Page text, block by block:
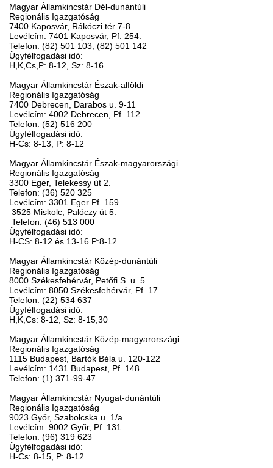
Magyar Államkincstár Dél-dunántúli
Regionális Igazgatóság
7400 Kaposvár, Rákóczi tér 7-8.
Levélcím: 7401 Kaposvár, Pf. 254.
Telefon: (82) 501 103, (82) 501 142
Ügyfélfogadási idő:
H,K,Cs,P: 8-12, Sz: 8-16
Magyar Államkincstár Észak-alföldi
Regionális Igazgatóság
7400 Debrecen, Darabos u. 9-11
Levélcím: 4002 Debrecen, Pf. 112.
Telefon: (52) 516 200
Ügyfélfogadási idő:
H-Cs: 8-13, P: 8-12
Magyar Államkincstár Észak-magyarországi
Regionális Igazgatóság
3300 Eger, Telekessy út 2.
Telefon: (36) 520 325
Levélcím: 3301 Eger Pf. 159.
3525 Miskolc, Palóczy út 5.
Telefon: (46) 513 000
Ügyfélfogadási idő:
H-CS: 8-12 és 13-16 P:8-12
Magyar Államkincstár Közép-dunántúli
Regionális Igazgatóság
8000 Székesfehérvár, Petőfi S. u. 5.
Levélcím: 8050 Székesfehérvár, Pf. 17.
Telefon: (22) 534 637
Ügyfélfogadási idő:
H,K,Cs: 8-12, Sz: 8-15,30
Magyar Államkincstár Közép-magyarországi
Regionális Igazgatóság
1115 Budapest, Bartók Béla u. 120-122
Levélcím: 1431 Budapest, Pf. 148.
Telefon: (1) 371-99-47
Magyar Államkincstár Nyugat-dunántúli
Regionális Igazgatóság
9023 Győr, Szabolcska u. 1/a.
Levélcím: 9002 Győr, Pf. 131.
Telefon: (96) 319 623
Ügyfélfogadási idő:
H-Cs: 8-15, P: 8-12